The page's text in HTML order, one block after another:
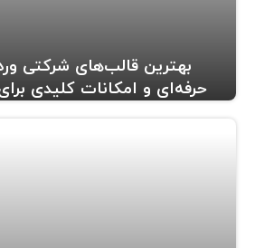
بهترین قالب‌های شرکتی
حرفه‌ای و امکانات کلیدی